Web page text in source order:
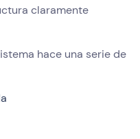
claramente
hace una serie de